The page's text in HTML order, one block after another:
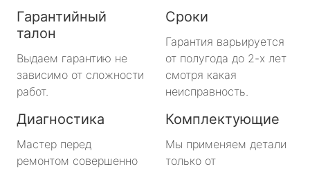
Гарантийный
талон
Выдаем гарантию не
зависимо от сложности
работ.
Сроки
Гарантия варьируется
от полугода до 2-х лет
смотря какая
неисправность.
Диагностика
Мастер перед
ремонтом совершенно
Комплектующие
Мы применяем детали
только от